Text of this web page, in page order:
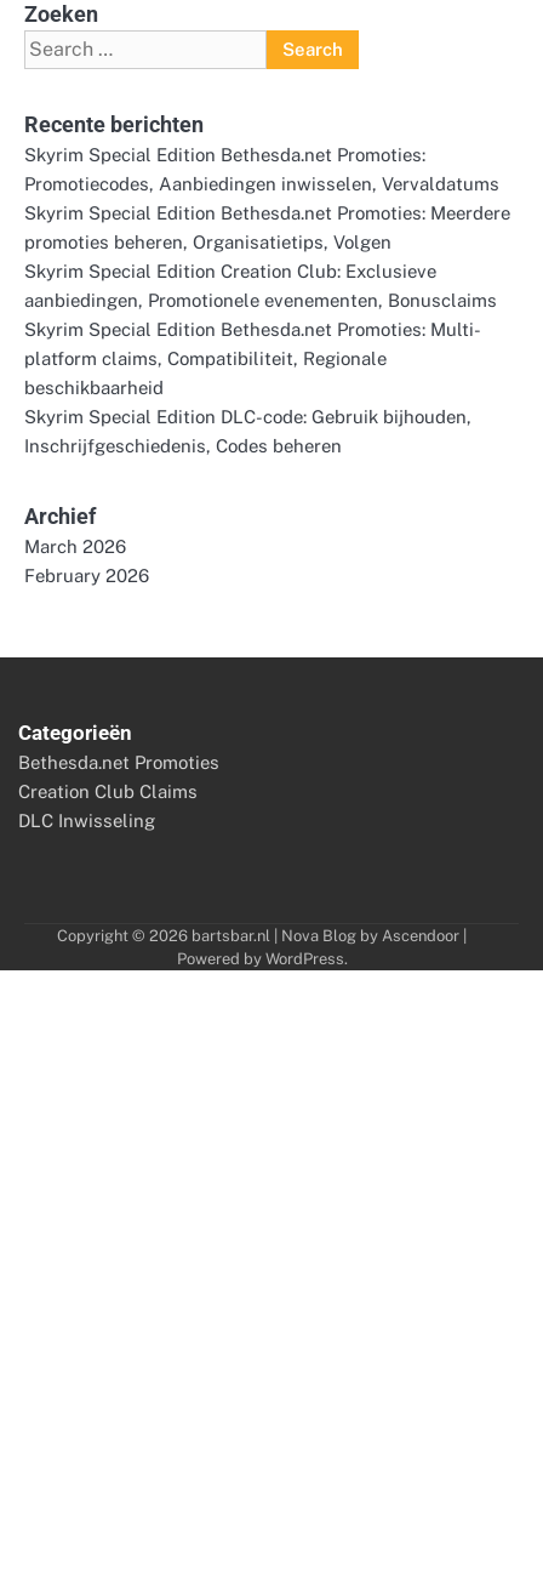
Zoeken
Search
for:
Recente berichten
Skyrim Special Edition Bethesda.net Promoties:
Promotiecodes, Aanbiedingen inwisselen, Vervaldatums
Skyrim Special Edition Bethesda.net Promoties: Meerdere
promoties beheren, Organisatietips, Volgen
Skyrim Special Edition Creation Club: Exclusieve
aanbiedingen, Promotionele evenementen, Bonusclaims
Skyrim Special Edition Bethesda.net Promoties: Multi-
platform claims, Compatibiliteit, Regionale
beschikbaarheid
Skyrim Special Edition DLC-code: Gebruik bijhouden,
Inschrijfgeschiedenis, Codes beheren
Archief
March 2026
February 2026
Categorieën
Bethesda.net Promoties
Creation Club Claims
DLC Inwisseling
Copyright © 2026 bartsbar.nl | Nova Blog by Ascendoor
Powered by WordPress.